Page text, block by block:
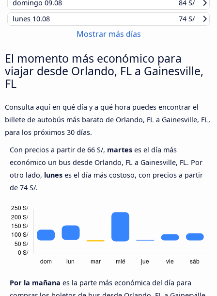
domingo 09.08
84 S/
lunes 10.08 74 S/
Mostrar más días
El momento más económico para
viajar desde Orlando, FL a Gainesville,
FL
Consulta aquí en qué día y a qué hora puedes encontrar el
billete de autobús más barato de Orlando, FL a Gainesville, FL,
para los próximos 30 días.
Con precios a partir de 66 S/, martes es el día más
económico un bus desde Orlando, FL a Gainesville, FL. Por
otro lado, lunes es el día más costoso, con precios a partir
de 74 S/.
Por la mañana es la parte más económica del día para